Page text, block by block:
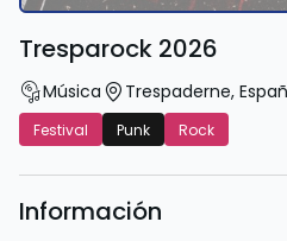
Tresparock 2026
Música Trespaderne,
Festival Punk Rock
Información